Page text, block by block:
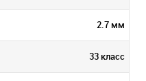
2.7 мм
33 класс